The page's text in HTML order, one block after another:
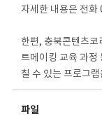
자세한 내용은 전
한편, 충북콘텐츠코
트메이킹 교육 과정
칠 수 있는 프로그
파일